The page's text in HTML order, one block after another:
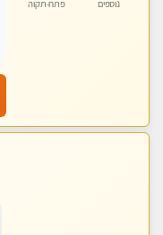
נוספים
פתח-תקוה